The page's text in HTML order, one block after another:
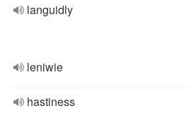
languidly
leniwie
hastiness